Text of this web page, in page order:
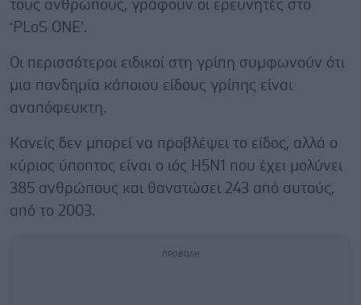
τους ανθρώπους, γράφουν οι ερευνητές στο
‘PLoS ONE’.
Οι περισσότεροι ειδικοί στη γρίπη συμφωνούν ότι
μια πανδημία κάποιου είδους γρίπης είναι
αναπόφευκτη.
Κανείς δεν μπορεί να προβλέψει το είδος, αλλά ο
κύριος ύποπτος είναι ο ιός H5N1 που έχει μολύνει
385 ανθρώπους και θανατώσει 243 από αυτούς,
από το 2003.